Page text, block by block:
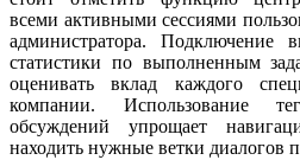
всеми активными сессиями
администратора. Подключение
статистики по выполненным
оценивать вклад каждого
компании. Использование
обсуждений упрощает
находить нужные ветки диалогов